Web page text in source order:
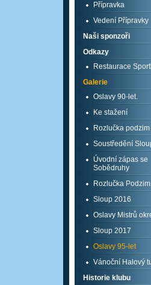
Přípravka
Vedení Přípravky
Naši sponzoři
Odkazy
Restaurace
Galerie
Oslavy 90-let.
Ke stažení
Rozlučka
Soustředění
Úvodní zápas se
Sobědruhy
Rozlučka
Sloup 2016
Oslavy Mistrů
Sloup 2017
Oslavy 95-let
Vánoční Halový
Historie klubu